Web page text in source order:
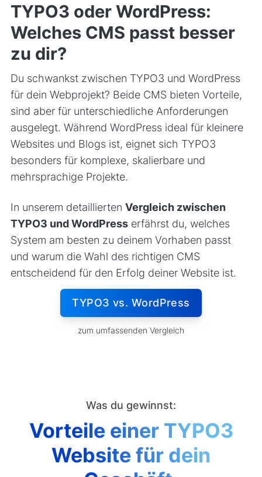
TYPO3 oder WordPress:
Welches CMS passt besser
zu dir?
Du schwankst zwischen TYPO3 und WordPress
für dein Webprojekt? Beide CMS bieten Vorteile,
sind aber für unterschiedliche Anforderungen
ausgelegt. Während WordPress ideal für kleinere
Websites und Blogs ist, eignet sich TYPO3
besonders für komplexe, skalierbare und
mehrsprachige Projekte.
In unserem detaillierten Vergleich zwischen
TYPO3 und WordPresserfährst du, welches
System am besten zu deinem Vorhaben passt
und warum die Wahl des richtigen CMS
entscheidend für den Erfolg deiner Website ist.
TYPO3 vs. WordPress
zum umfassenden Vergleich
Was du gewinnst:
Vorteile einer TYPO3
Website für dein